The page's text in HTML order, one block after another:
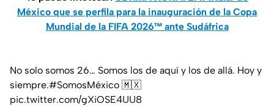
México que se perfila para la inauguración de la Copa
Mundial de la FIFA 2026™ ante Sudáfrica
No solo somos 26… Somos los de aquí y los de allá. Hoy y
siempre.#SomosMéxico 🇲🇽
pic.twitter.com/gXiOSE4UU8